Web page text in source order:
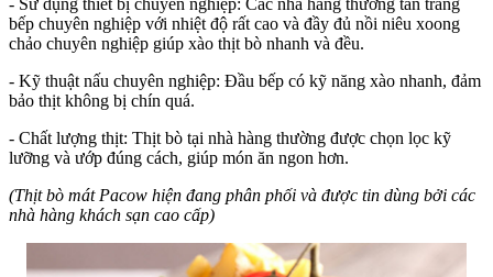
bếp chuyên nghiệp với nhiệt độ rất cao và đầy đủ nồi niêu xoong
chảo chuyên nghiệp giúp xào thịt bò nhanh và đều.
- Kỹ thuật nấu chuyên nghiệp: Đầu bếp có kỹ năng xào nhanh, đảm
bảo thịt không bị chín quá.
- Chất lượng thịt: Thịt bò tại nhà hàng thường được chọn lọc kỹ
lưỡng và ướp đúng cách, giúp món ăn ngon hơn.
(Thịt bò mát Pacow hiện đang phân phối và được tin dùng bởi các
nhà hàng khách sạn cao cấp)